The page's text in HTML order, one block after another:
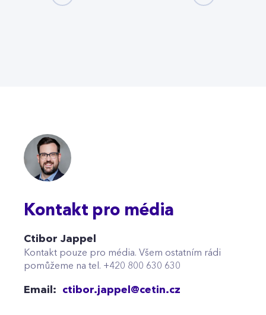
Kontakt pro média
Ctibor Jappel
Kontakt pouze pro média. Všem ostatním rádi
pomůžeme na tel. +420 800 630 630
Email: ctibor.jappel@cetin.cz